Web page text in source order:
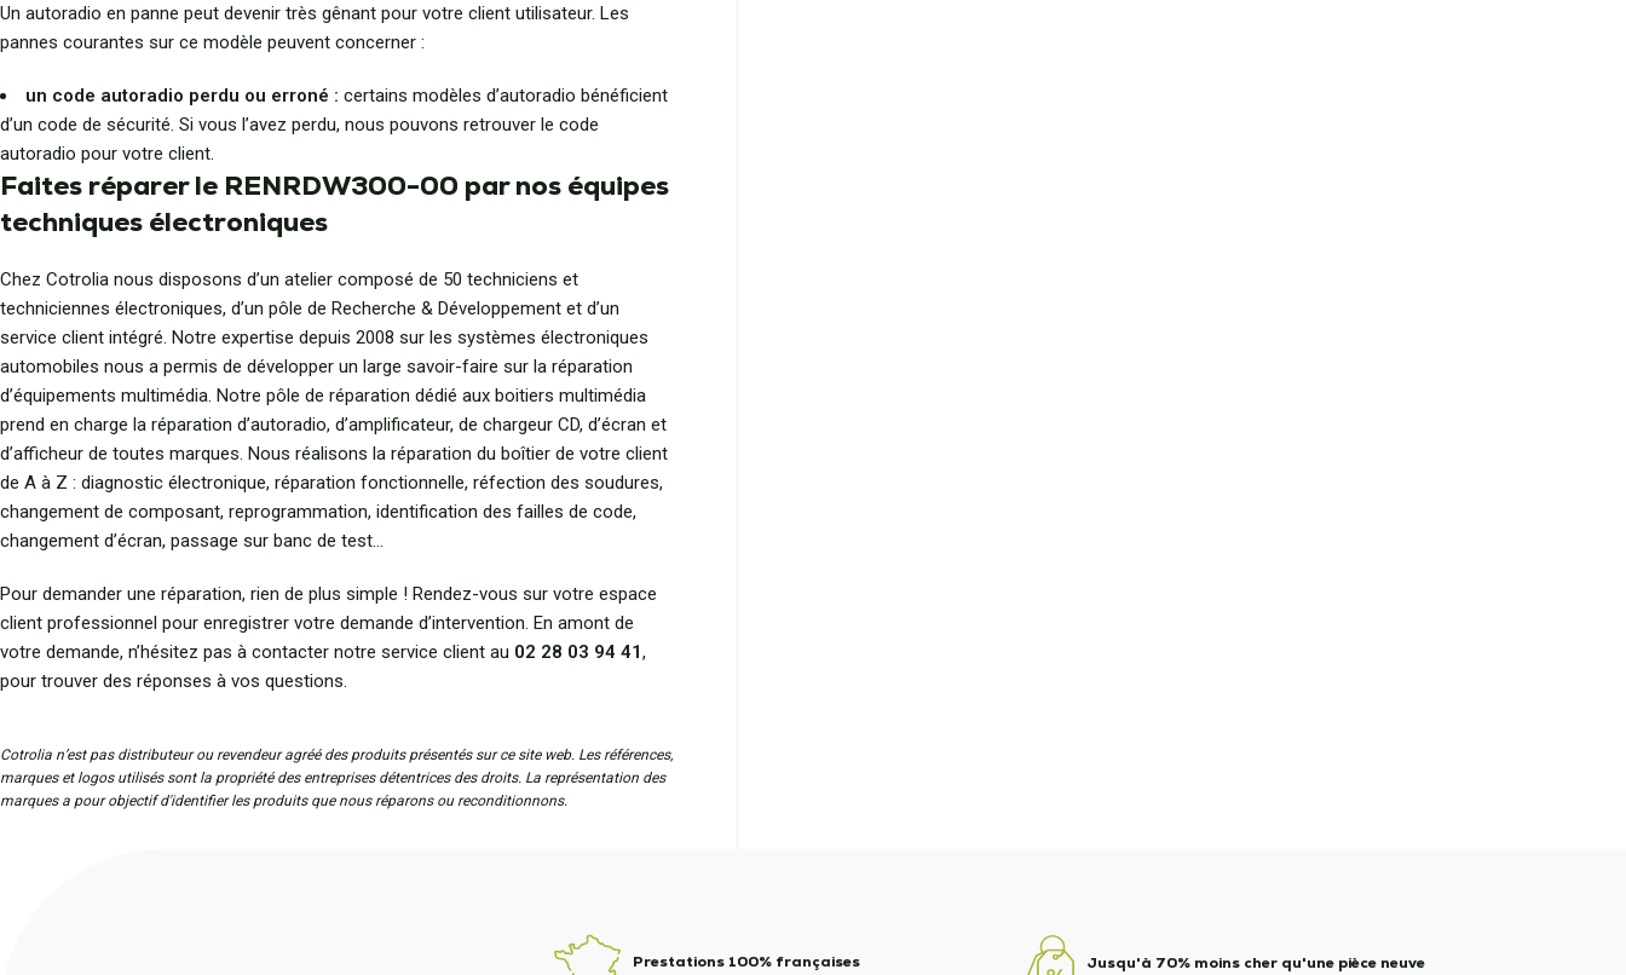
Un autoradio en panne peut devenir très gênant pour votre client utilisateur. Les
pannes courantes sur ce modèle peuvent concerner :
un code autoradio perdu ou erroné : certains modèles d’autoradio bénéficient
d’un code de sécurité. Si vous l’avez perdu, nous pouvons retrouver le code
autoradio pour votre client.
Faites réparer le RENRDW300-00 par nos équipes
techniques électroniques
Chez Cotrolia nous disposons d’un atelier composé de 50 techniciens et
techniciennes électroniques, d’un pôle de Recherche & Développement et d’un
service client intégré. Notre expertise depuis 2008 sur les systèmes électroniques
automobiles nous a permis de développer un large savoir-faire sur la réparation
d’équipements multimédia. Notre pôle de réparation dédié aux boitiers multimédia
prend en charge la réparation d’autoradio, d’amplificateur, de chargeur CD, d’écran et
d’afficheur de toutes marques. Nous réalisons la réparation du boîtier de votre client
de A à Z : diagnostic électronique, réparation fonctionnelle, réfection des soudures,
changement de composant, reprogrammation, identification des failles de code,
changement d’écran, passage sur banc de test…
Pour demander une réparation, rien de plus simple ! Rendez-vous sur votre espace
client professionnel pour enregistrer votre demande d’intervention. En amont de
votre demande, n’hésitez pas à contacter notre service client au 02 28 03 94 41,
pour trouver des réponses à vos questions.
Cotrolia n’est pas distributeur ou revendeur agréé des produits présentés sur ce site web. Les références,
marques et logos utilisés sont la propriété des entreprises détentrices des droits. La représentation des
marques a pour objectif d'identifier les produits que nous réparons ou reconditionnons.
Prestations 100% françaises Jusqu'à 70% moins cher qu'une pièce neuve